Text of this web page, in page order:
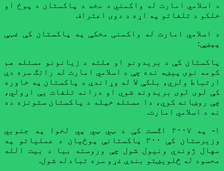
د اسلامي امارت له واکمني د مخه د پاکستان د پوځ او
خلکو د تلفاتو په اړه د دوی اعتراف
د اسلامي امارت له واکمنی مخکې په پاکستان کې غټې
پېښې:
پاکستان کې د بریدونو او هلته د زیانونو مسئله هم
کومه نوی پيښه نده چې د اسلامي امارت له راتګ سره دې
ارتباط ولري، بلکې لا له وړاندې د پاکستان په خاوره
کې لوی لوی بریدونه شوي او درانه تلفات یې اړولي،
چې روښانه کوي، دا مسئله خپله د پاکستان ستونزه ده
نه د اسلامي امارت.
۱- په ۲۰۰۷ اګست کې د ټي ټي پي لخوا په جنوبي
وزیرستان کې ۳۰۰ پاکستانې پوځيان د عملیاتو په
مهال ژوندي ونیول شول چې وروسته بیا د بیت الله
محسود له څلویښتو بندې غړو سره تبادله شول.